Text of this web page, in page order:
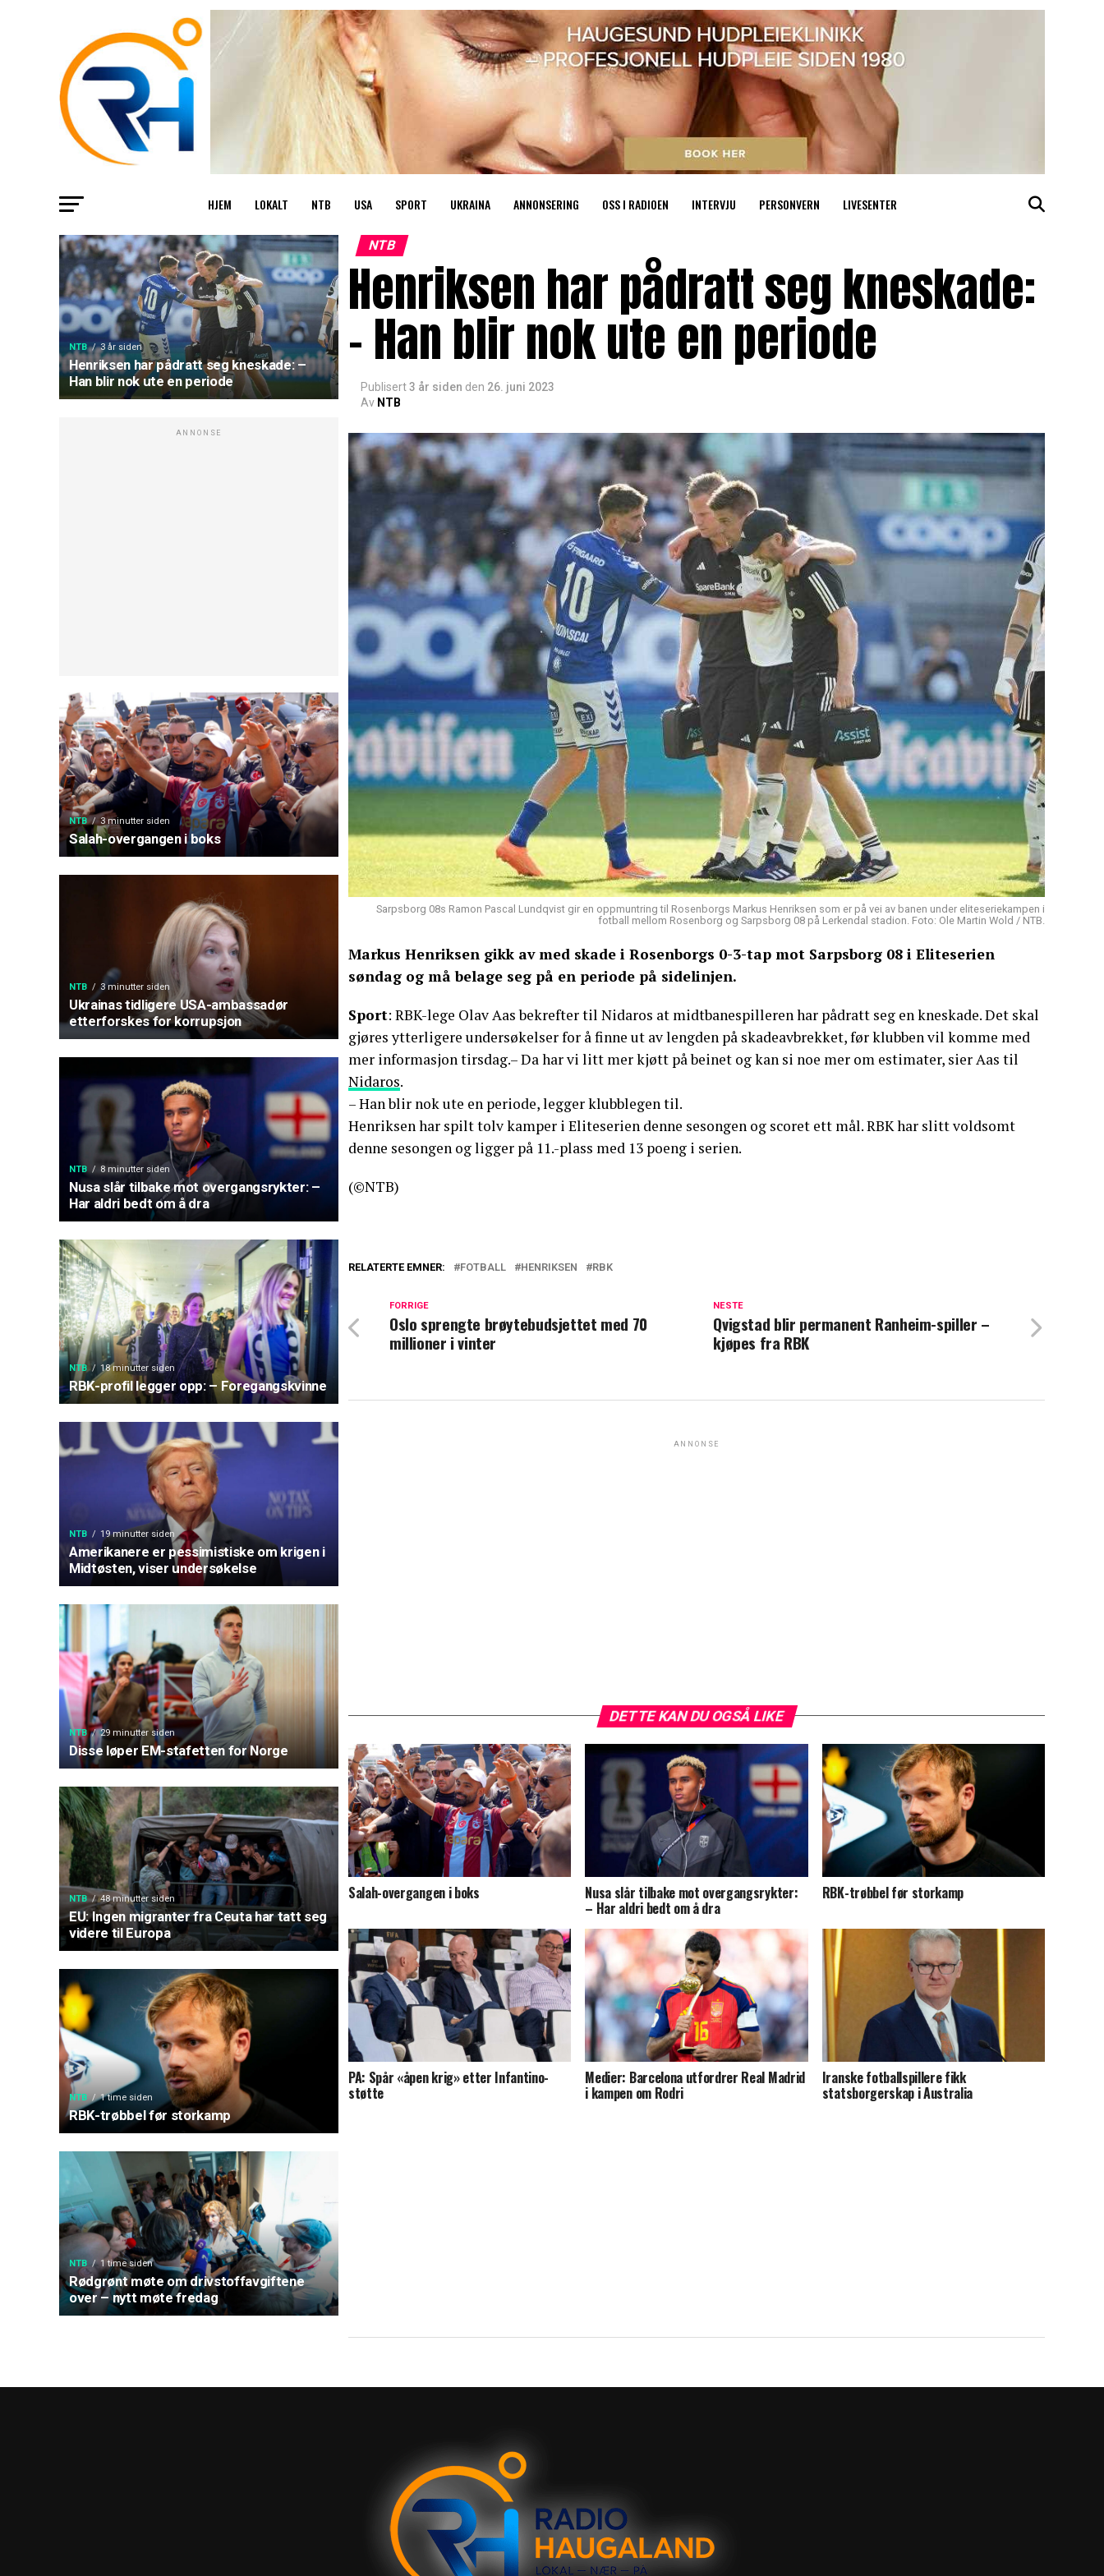
HJEM LOKALT NTB USA SPORT UKRAINA ANNONSERING OSS I RADIOEN INTERVJU PERSONVERN LIVESENTER
NTB 3 år siden
Henriksen har pådratt seg kneskade: –
Han blir nok ute en periode
ANNONSE
NTB 3 minutter siden
Salah-overgangen i boks
NTB 3 minutter siden
Ukrainas tidligere USA-ambassadør
etterforskes for korrupsjon
NTB 8 minutter siden
Nusa slår tilbake mot overgangsrykter: –
Har aldri bedt om å dra
NTB 18 minutter siden
RBK-profil legger opp: – Foregangskvinne
NTB 19 minutter siden
Amerikanere er pessimistiske om krigen i
Midtøsten, viser undersøkelse
NTB 29 minutter siden
Disse løper EM-stafetten for Norge
NTB 48 minutter siden
EU: Ingen migranter fra Ceuta har tatt seg
videre til Europa
NTB 1 time siden
RBK-trøbbel før storkamp
NTB 1 time siden
Rødgrønt møte om drivstoffavgiftene
over – nytt møte fredag
NTB
Henriksen har pådratt seg kneskade:
– Han blir nok ute en periode
Publisert3 år siden den 26. juni 2023
Av NTB
Sarpsborg 08s Ramon Pascal Lundqvist gir en oppmuntring til Rosenborgs Markus Henriksen som er på vei av banen under eliteseriekampen i
fotball mellom Rosenborg og Sarpsborg 08 på Lerkendal stadion. Foto: Ole Martin Wold / NTB.
Markus Henriksen gikk av med skade i Rosenborgs 0-3-tap mot Sarpsborg 08 i Eliteserien
søndag og må belage seg på en periode på sidelinjen.
Sport: RBK-lege Olav Aas bekrefter til Nidaros at midtbanespilleren har pådratt seg en kneskade. Det skal
gjøres ytterligere undersøkelser for å finne ut av lengden på skadeavbrekket, før klubben vil komme med
mer informasjon tirsdag.– Da har vi litt mer kjøtt på beinet og kan si noe mer om estimater, sier Aas til
Nidaros.
– Han blir nok ute en periode, legger klubblegen til.
Henriksen har spilt tolv kamper i Eliteserien denne sesongen og scoret ett mål. RBK har slitt voldsomt
denne sesongen og ligger på 11.-plass med 13 poeng i serien.
(©NTB)
RELATERTE EMNER: FOTBALL HENRIKSEN RBK
NESTE
Qvigstad blir permanent Ranheim-spiller –
kjøpes fra RBK
FORRIGE
Oslo sprengte brøytebudsjettet med 70
millioner i vinter
ANNONSE
DETTE KAN DU OGSÅ LIKE
Salah-overgangen i boks Nusa slår tilbake mot overgangsrykter:
– Har aldri bedt om å dra
RBK-trøbbel før storkamp
PA: Spår «åpen krig» etter Infantino-
støtte
Medier: Barcelona utfordrer Real Madrid
i kampen om Rodri
Iranske fotballspillere fikk
statsborgerskap i Australia